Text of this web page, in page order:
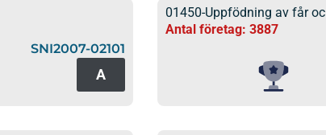
SNI2007-02101
A
01450-Uppfödning av får
Antal företag: 3887